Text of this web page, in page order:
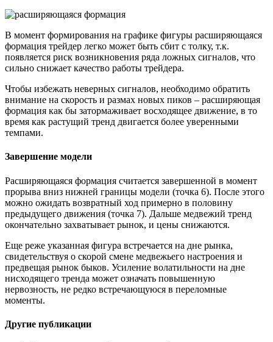
В момент формирования на графике фигуры расширяющаяся
формация трейдер легко может быть сбит с толку, т.к.
появляется риск возникновения ряда ложных сигналов, что
сильно снижает качество работы трейдера.
Чтобы избежать неверных сигналов, необходимо обратить
внимание на скорость и размах новых пиков – расширяющая
формация как бы затормаживает восходящее движение, в то
время как растущий тренд двигается более уверенными
темпами.
Завершение модели
Расширяющаяся формация считается завершенной в момент
прорыва вниз нижней границы модели (точка 6). После этого
можно ожидать возвратный ход примерно в половину
предыдущего движения (точка 7). Дальше медвежий тренд
окончательно захватывает рынок, и цены снижаются.
Еще реже указанная фигура встречается на дне рынка,
свидетельствуя о скорой смене медвежьего настроения и
предвещая рынок быков. Усиление волатильности на дне
нисходящего тренда может означать повышенную
нервозность, не редко встречающуюся в переломные
моменты.
Другие публикации